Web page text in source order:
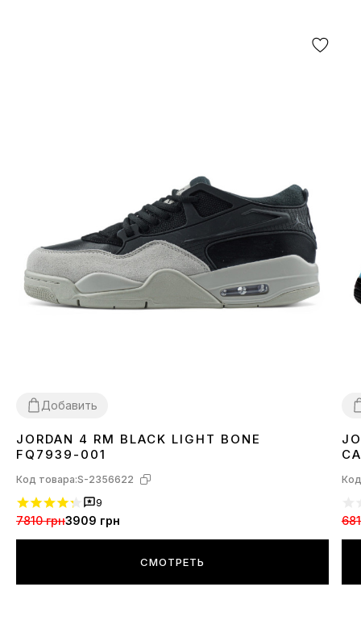
Добавить
36373839404142 4445
JORDAN 4 RM BLACK LIGHT BONE
FQ7939-001
Код товара:S-2356622
9
7810 грн3909 грн
СМОТРЕТЬ